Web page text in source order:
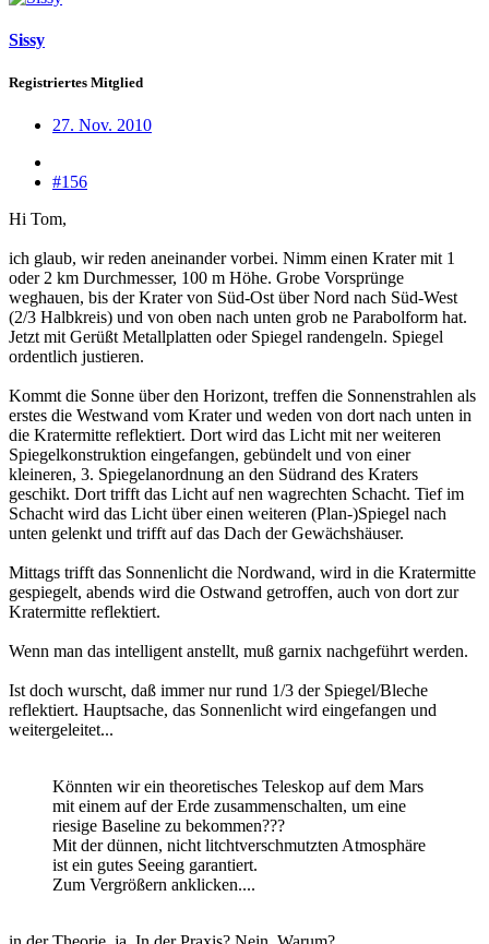
Sissy
Registriertes Mitglied
27. Nov. 2010
#156
Hi Tom,
ich glaub, wir reden aneinander vorbei. Nimm einen Krater mit 1
oder 2 km Durchmesser, 100 m Höhe. Grobe Vorsprünge
weghauen, bis der Krater von Süd-Ost über Nord nach Süd-West
(2/3 Halbkreis) und von oben nach unten grob ne Parabolform hat.
Jetzt mit Gerüßt Metallplatten oder Spiegel randengeln. Spiegel
ordentlich justieren.
Kommt die Sonne über den Horizont, treffen die Sonnenstrahlen als
erstes die Westwand vom Krater und weden von dort nach unten in
die Kratermitte reflektiert. Dort wird das Licht mit ner weiteren
Spiegelkonstruktion eingefangen, gebündelt und von einer
kleineren, 3. Spiegelanordnung an den Südrand des Kraters
geschikt. Dort trifft das Licht auf nen wagrechten Schacht. Tief im
Schacht wird das Licht über einen weiteren (Plan-)Spiegel nach
unten gelenkt und trifft auf das Dach der Gewächshäuser.
Mittags trifft das Sonnenlicht die Nordwand, wird in die Kratermitte
gespiegelt, abends wird die Ostwand getroffen, auch von dort zur
Kratermitte reflektiert.
Wenn man das intelligent anstellt, muß garnix nachgeführt werden.
Ist doch wurscht, daß immer nur rund 1/3 der Spiegel/Bleche
reflektiert. Hauptsache, das Sonnenlicht wird eingefangen und
weitergeleitet...
Könnten wir ein theoretisches Teleskop auf dem Mars
mit einem auf der Erde zusammenschalten, um eine
riesige Baseline zu bekommen???
Mit der dünnen, nicht litchtverschmutzten Atmosphäre
ist ein gutes Seeing garantiert.
Zum Vergrößern anklicken....